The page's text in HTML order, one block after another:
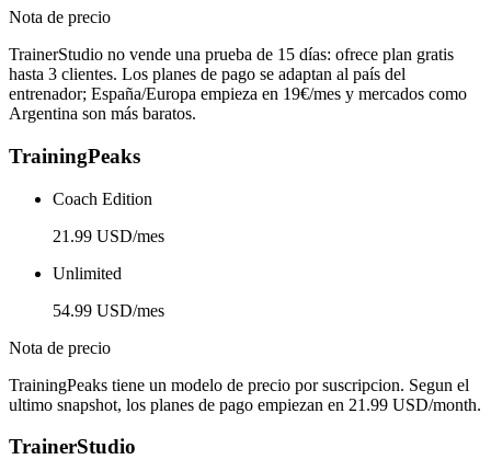
Nota de precio
TrainerStudio no vende una prueba de 15 días: ofrece plan gratis
hasta 3 clientes. Los planes de pago se adaptan al país del
entrenador; España/Europa empieza en 19€/mes y mercados como
Argentina son más baratos.
TrainingPeaks
Coach Edition
21.99 USD/mes
Unlimited
54.99 USD/mes
Nota de precio
TrainingPeaks tiene un modelo de precio por suscripcion. Segun el
ultimo snapshot, los planes de pago empiezan en 21.99 USD/month.
TrainerStudio